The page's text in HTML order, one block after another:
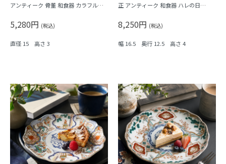
アンティーク 骨董 和食器 カラフル
5,280円 (税込)
直径 15 高さ 3
正 アンティーク 和食器 ハレの日
8,250円 (税込)
幅 16.5 奥行 12.5 高さ 4